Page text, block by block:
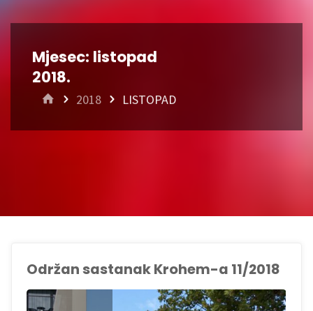
Mjesec: listopad
2018.
HOME
2018 LISTOPAD
Održan sastanak Krohem-a 11/2018